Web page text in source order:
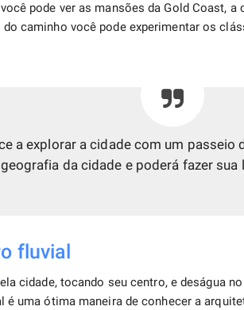
você pode ver as mansões da Gold Coast,
caminho você pode experimentar os
a explorar a cidade com um passeio
da cidade e poderá fazer
fluvial
cidade, tocando seu centro, e deságua
é uma ótima maneira de conhecer a